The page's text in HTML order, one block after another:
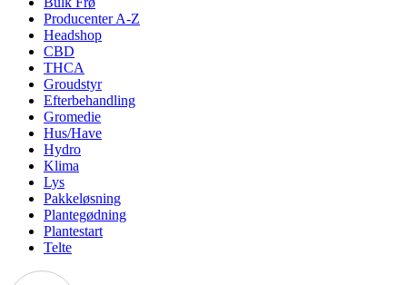
Producenter A-Z
Headshop
CBD
THCA
Groudstyr
Efterbehandling
Gromedie
Hus/Have
Hydro
Klima
Lys
Pakkeløsning
Plantegødning
Plantestart
Telte